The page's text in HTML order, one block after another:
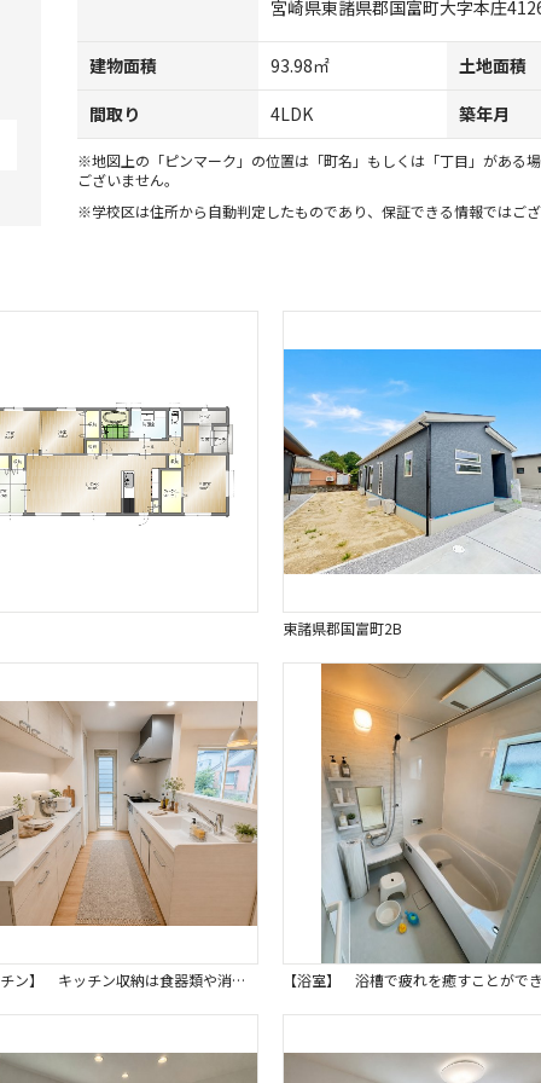
宮崎県東諸県郡国富町大字本庄
建物面積 93.98㎡
土地面積
間取り
4LDK 築年月
※地図上の「ピンマーク」の位置は「町名」もしくは「丁目」がある
ございません。
※学校区は住所から自動判定したものであり、保証できる情報ではご
東諸県郡国富町2B
【キッチン】 キッチン収納は食器類や消耗品が保管できキッチン回りが片づきます。※画像はイメージです。 作業スペースも広く、スムーズな家事導線を確保できます。